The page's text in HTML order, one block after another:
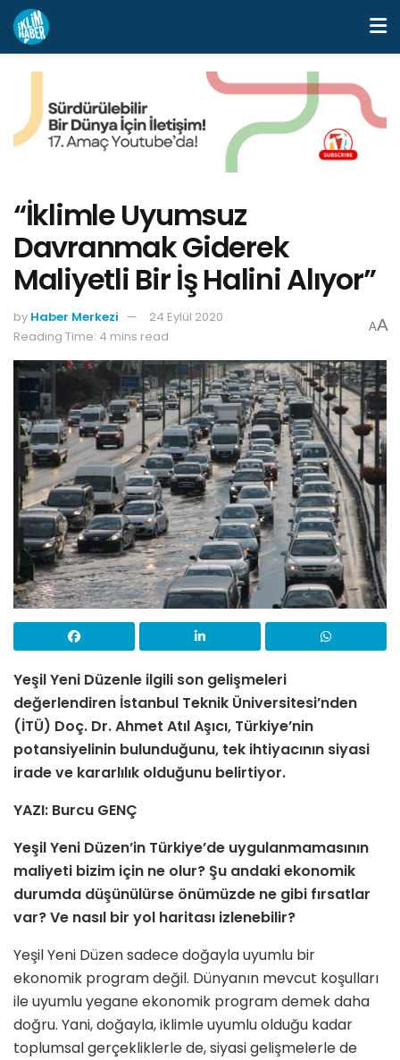
“İklimle Uyumsuz
Davranmak Giderek
Maliyetli Bir İş Halini Alıyor”
by Haber Merkezi
24 Eylül 2020
Reading Time: 4 mins read
AA
Yeşil Yeni Düzenle ilgili son gelişmeleri
değerlendiren İstanbul Teknik Üniversitesi’nden
(İTÜ) Doç. Dr. Ahmet Atıl Aşıcı, Türkiye’nin
potansiyelinin bulunduğunu, tek ihtiyacının siyasi
irade ve kararlılık olduğunu belirtiyor.
YAZI: Burcu GENÇ
Yeşil Yeni Düzen’in Türkiye’de uygulanmamasının
maliyeti bizim için ne olur? Şu andaki ekonomik
durumda düşünülürse önümüzde ne gibi fırsatlar
var? Ve nasıl bir yol haritası izlenebilir?
Yeşil Yeni Düzen sadece doğayla uyumlu bir
ekonomik program değil. Dünyanın mevcut koşulları
ile uyumlu yegane ekonomik program demek daha
doğru. Yani, doğayla, iklimle uyumlu olduğu kadar
toplumsal gerçekliklerle de, siyasi gelişmelerle de